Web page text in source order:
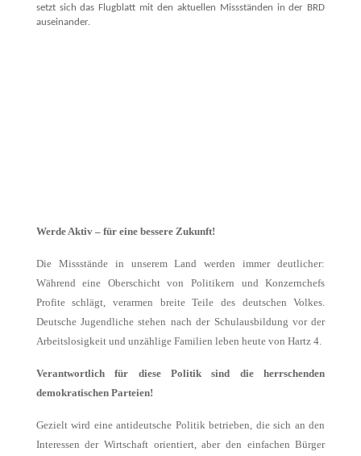
setzt sich das Flugblatt mit den aktuellen Missständen in der BRD
auseinander.
Werde Aktiv – für eine bessere Zukunft!
Die Missstände in unserem Land werden immer deutlicher:
Während eine Oberschicht von Politikern und Konzernchefs
Profite schlägt, verarmen breite Teile des deutschen Volkes.
Deutsche Jugendliche stehen nach der Schulausbildung vor der
Arbeitslosigkeit und unzählige Familien leben heute von Hartz 4.
Verantwortlich für diese Politik sind die herrschenden
demokratischen Parteien!
Gezielt wird eine antideutsche Politik betrieben, die sich an den
Interessen der Wirtschaft orientiert, aber den einfachen Bürger